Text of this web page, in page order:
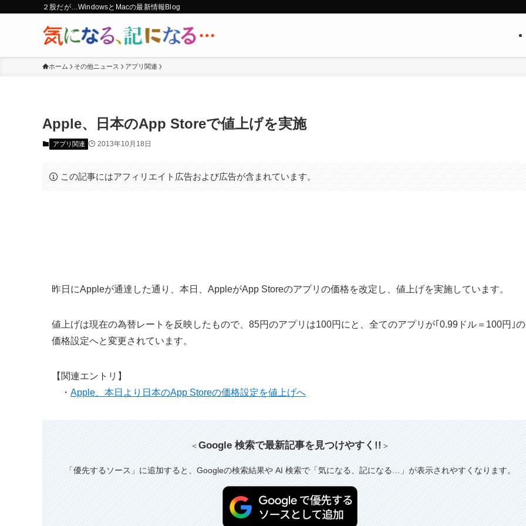
２股だが…WindowsとMacの最新情報Blog
ホーム その他ニュース アプリ関連
Apple、日本のApp Storeで値上げを実施
アプリ関連 2013年10月18日
この記事にはアフィリエイト広告および広告が含まれています。
昨日にAppleが通達した通り、本日、AppleがApp Storeのアプリの価格を改定し、値上げを実施しています。
値上げは現在の為替レートを反映したもので、85円のアプリは100円にと、全てのアプリが｢0.99ドル＝100円｣の
価格設定へと変更されています。
【関連エントリ】
・ Apple、本日より日本のApp Storeの価格設定を値上げへ
＜Google 検索で最新記事を見つけやすく!! ＞
「優先するソース」に追加すると、Googleの検索結果や AI 検索で「気になる、記になる…」が表示されやすくなります。